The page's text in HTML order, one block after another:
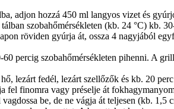
adjon hozzá 450 ml langyos vizet és
szobahőmérsékleten (kb. 24 °C) kb.
röviden gyúrja át, ossza 4 nagyjából
percig szobahőmérsékleten pihenni. A
lezárt fedél, lezárt szellőzők és kb. 20 perc
fel finomra vagy préselje át
be, de ne vágja át teljesen (kb. 1,5